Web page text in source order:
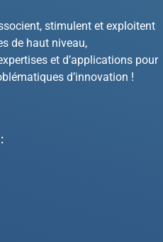
stimulent et exploitent
de haut niveau,
et d’applications pour
d’innovation !